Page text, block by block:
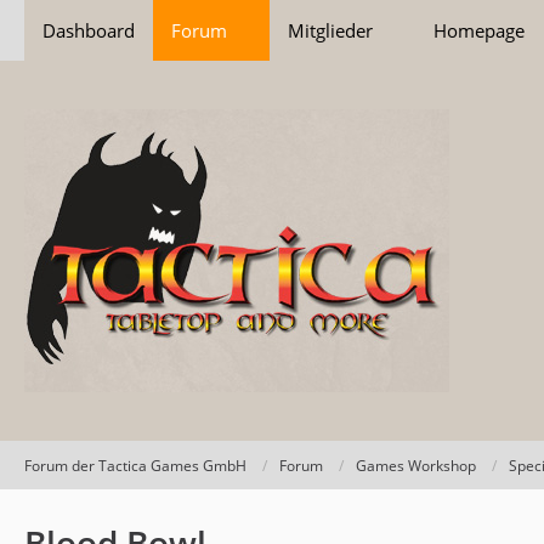
Dashboard Forum Mitglieder Homepage
Forum der Tactica Games GmbH Forum Games Workshop